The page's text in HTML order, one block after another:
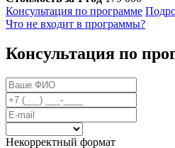
Консультация по программе
Что не входит в программы?
Консультация по
Некорректный формат